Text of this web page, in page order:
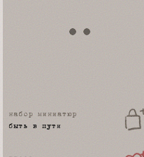
набор миниатюр
быть в пути